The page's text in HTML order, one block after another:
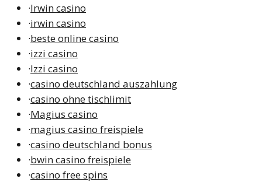
·Irwin casino
·irwin casino
·beste online casino
·izzi casino
·Izzi casino
·casino deutschland auszahlung
·casino ohne tischlimit
·Magius casino
·magius casino freispiele
·casino deutschland bonus
·bwin casino freispiele
·casino free spins